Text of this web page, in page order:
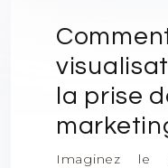
la prise
Imaginez le